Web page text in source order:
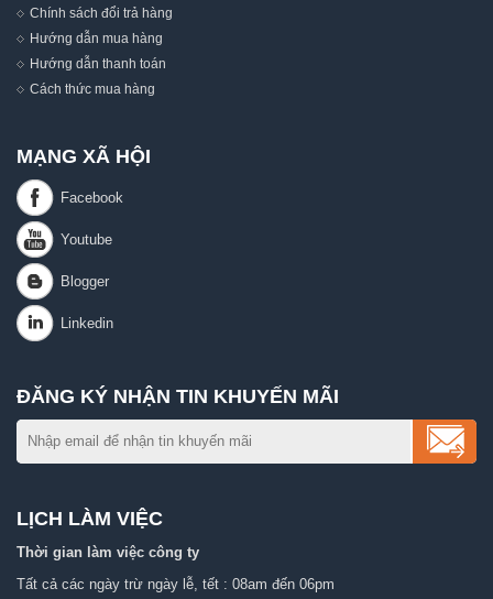
Chính sách đổi trả hàng
Hướng dẫn mua hàng
Hướng dẫn thanh toán
Cách thức mua hàng
MẠNG XÃ HỘI
ĐĂNG KÝ NHẬN TIN KHUYẾN MÃI
LỊCH LÀM VIỆC
Thời gian làm việc công ty
Tất cả các ngày trừ ngày lễ, tết : 08am đến 06pm